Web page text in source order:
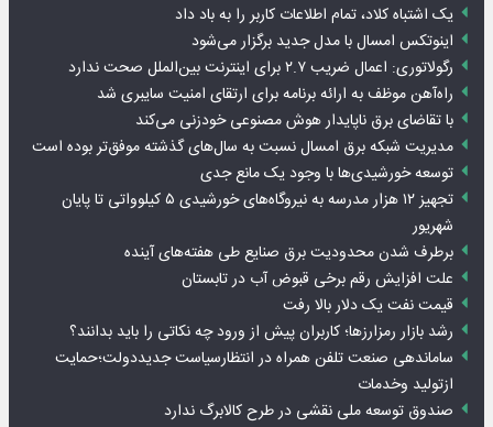
یک اشتباه کلاد، تمام اطلاعات کاربر را به باد داد
اینوتکس امسال با مدل جدید برگزار می‌شود
رگولاتوری: اعمال ضریب ۲.۷ برای اینترنت بین‌الملل صحت ندارد
راه‌آهن موظف به ارائه برنامه برای ارتقای امنیت سایبری شد
با تقاضای برق ناپایدار هوش مصنوعی خودزنی می‌کند
مدیریت شبکه برق امسال نسبت به سال‌های گذشته موفق‌تر بوده است
توسعه خورشیدی‌ها با وجود یک مانع جدی
تجهیز ۱۲ هزار مدرسه به نیروگاه‌های خورشیدی ۵ کیلوواتی تا پایان
شهریور
برطرف شدن محدودیت‌ برق صنایع طی هفته‌های آینده
علت افزایش رقم برخی قبوض آب در تابستان
قیمت نفت یک دلار بالا رفت
رشد بازار رمزارزها؛ کاربران پیش از ورود چه نکاتی را باید بدانند؟
ساماندهی صنعت تلفن همراه در انتظارسیاست جدیددولت؛حمایت
ازتولید وخدمات
صندوق توسعه ملی نقشی در طرح کالابرگ ندارد